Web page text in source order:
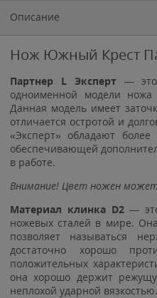
Описание
Нож Южный Крест
Партнер L Эксперт — это
одноименной модели
Данная модель имеет
отличается остротой и
«Эксперт» обладают более
обеспечивающей
в работе.
Внимание! Цвет ножен
Материал клинка D2— это
ножевых сталей в мире.
позволяет называться
достаточно хорошо
положительных
она хорошо держит
неплохой ударной вязкостью.